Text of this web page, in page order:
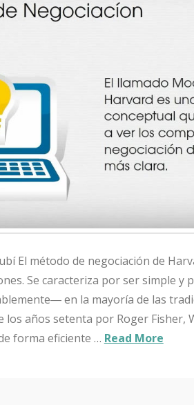
El método de negociación de
Se caracteriza por ser simple y
en la mayoría de las
los años setenta por Roger Fisher,
forma eficiente … Read More